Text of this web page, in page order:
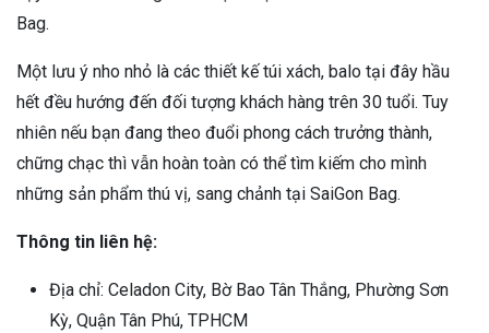
Bag.
Một lưu ý nho nhỏ là các thiết kế túi xách, balo tại đây hầu
hết đều hướng đến đối tượng khách hàng trên 30 tuổi. Tuy
nhiên nếu bạn đang theo đuổi phong cách trưởng thành,
chững chạc thì vẫn hoàn toàn có thể tìm kiếm cho mình
những sản phẩm thú vị, sang chảnh tại SaiGon Bag.
Thông tin liên hệ:
Địa chỉ: Celadon City, Bờ Bao Tân Thắng, Phường Sơn
Kỳ, Quận Tân Phú, TPHCM